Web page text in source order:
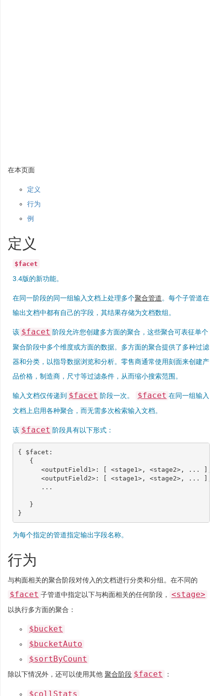
在本页面
定义
行为
例
定义
$facet
3.4版的新功能。
在同一阶段的同一组输入文档上处理多个聚合管道。每个子管道在
输出文档中都有自己的字段，其结果存储为文档数组。
该 $facet 阶段允许您创建多方面的聚合，这些聚合可表征单个
聚合阶段中多个维度或方面的数据。多方面的聚合提供了多种过滤
器和分类，以指导数据浏览和分析。零售商通常使用刻面来创建产
品价格，制造商，尺寸等过滤条件，从而缩小搜索范围。
输入文档仅传递到 $facet 阶段一次。 $facet 在同一组输入
文档上启用各种聚合，而无需多次检索输入文档。
该 $facet 阶段具有以下形式：
{ $facet :
{
<outputField1 >: [ <stage1 >, <stage2>, ...
],
<outputField2>: [ <stage1 >, <stage2>, ...
],
...
}
}
为每个指定的管道指定输出字段名称。
行为
与构面相关的聚合阶段对传入的文档进行分类和分组。在不同的
$facet 子管道中指定以下与构面相关的任何阶段， <stage>
以执行多方面的聚合：
$bucket
$bucketAuto
$sortByCount
除以下情况外，还可以使用其他 聚合阶段 $facet ：
$collStats